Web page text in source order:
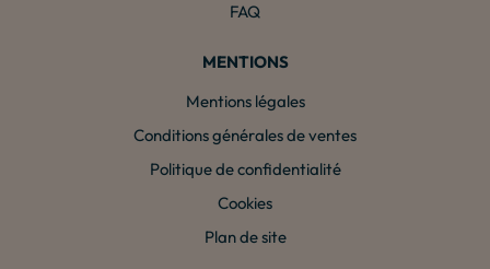
FAQ
MENTIONS
Mentions légales
Conditions générales de ventes
Politique de confidentialité
Cookies
Plan de site